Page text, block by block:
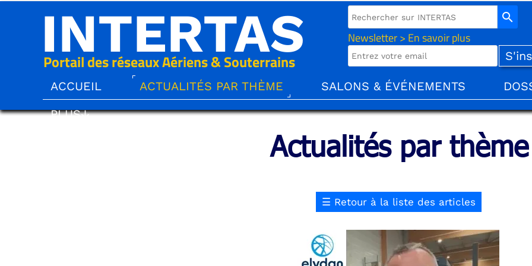
INTERTAS
Portail des réseaux Aériens & Souterrains
Newsletter > En savoir plus
search
ACCUEIL ACTUALITÉS PAR THÈME SALONS & ÉVÉNEMENTS
PLUS↓
Actualités par thème
☰ Retour à la liste des articles